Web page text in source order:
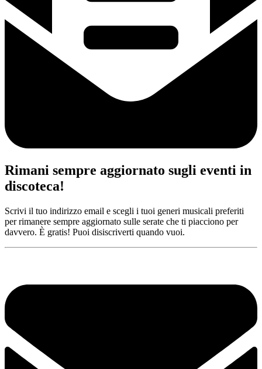
Rimani sempre aggiornato sugli eventi in
discoteca!
Scrivi il tuo indirizzo email e scegli i tuoi generi musicali preferiti
per rimanere sempre aggiornato sulle serate che ti piacciono per
davvero. È gratis! Puoi disiscriverti quando vuoi.